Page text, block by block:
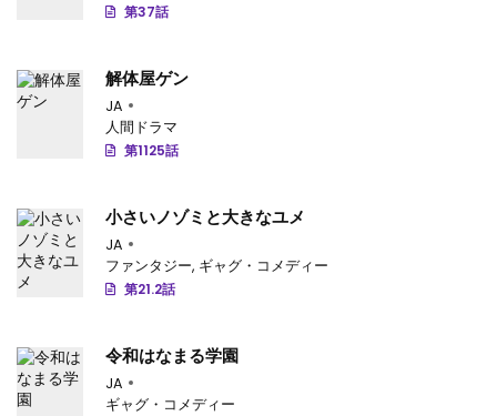
第37話
解体屋ゲン
JA
人間ドラマ
第1125話
小さいノゾミと大きなユメ
JA
ファンタジー, ギャグ・コメディー
第21.2話
令和はなまる学園
JA
ギャグ・コメディー